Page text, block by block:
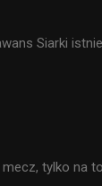
Siarki
tylko na